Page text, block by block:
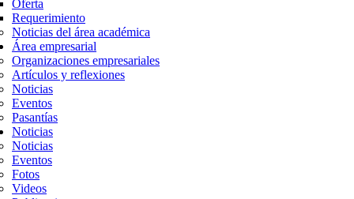
Oferta
Requerimiento
Noticias del área académica
Área empresarial
Organizaciones empresariales
Artículos y reflexiones
Noticias
Eventos
Pasantías
Noticias
Noticias
Eventos
Fotos
Videos